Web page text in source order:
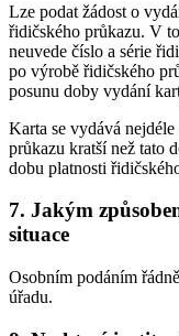
Lze podat žádost o
řidičského průkazu. V
neuvede číslo a série
po výrobě řidičského
posunu doby vydání
Karta se vydává
průkazu kratší než tato
dobu platnosti
7. Jakým
situace
Osobním podáním
úřadu.